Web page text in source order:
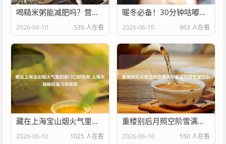
喝糙米粥能减肥吗？营养专家揭秘真相 附正确做法
2026-06-10 539 人在看
暖冬必备！30分钟咕嘟出酥烂入味啤酒牛肉，汤汁泡饭舔碗底！
2026-06-10 963 人在看
藏在上海宝山烟火气里的家门口好医院 上海大场医院是几级医院
2026-06-10 1025 人在看
重楼别后月照空阶雪满衣中重楼的别名是什么
2026-06-10 550 人在看